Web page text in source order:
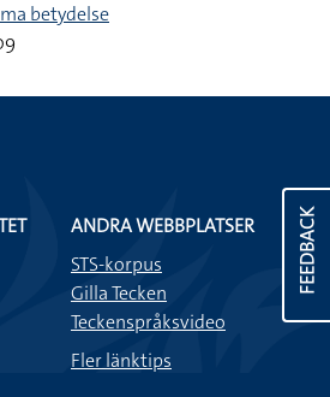
betydelse
FEEDBACK
ANDRA WEBBPLATSER
STS-korpus
Gilla Tecken
Teckenspråksvideo
Fler länktips